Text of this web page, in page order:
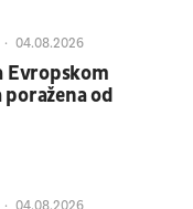
04.08.2026
Evropskom
od